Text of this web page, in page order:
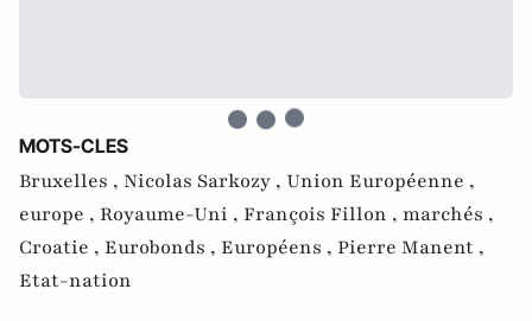
MOTS-CLES
Bruxelles , Nicolas Sarkozy , Union Européenne ,
europe , Royaume-Uni , François Fillon , marchés ,
Croatie , Eurobonds , Européens , Pierre Manent ,
Etat-nation